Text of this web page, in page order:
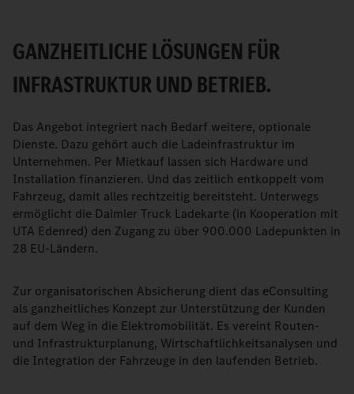
GANZHEITLICHE LÖSUNGEN FÜR
INFRASTRUKTUR UND BETRIEB.
Das Angebot integriert nach Bedarf weitere, optionale
Dienste. Dazu gehört auch die Ladeinfrastruktur im
Unternehmen. Per Mietkauf lassen sich Hardware und
Installation finanzieren. Und das zeitlich entkoppelt vom
Fahrzeug, damit alles rechtzeitig bereitsteht. Unterwegs
ermöglicht die Daimler Truck Ladekarte (in Kooperation mit
UTA Edenred) den Zugang zu über 900.000 Ladepunkten in
28 EU-Ländern.
Zur organisatorischen Absicherung dient das eConsulting
als ganzheitliches Konzept zur Unterstützung der Kunden
auf dem Weg in die Elektromobilität. Es vereint Routen-
und Infrastrukturplanung, Wirtschaftlichkeitsanalysen und
die Integration der Fahrzeuge in den laufenden Betrieb.